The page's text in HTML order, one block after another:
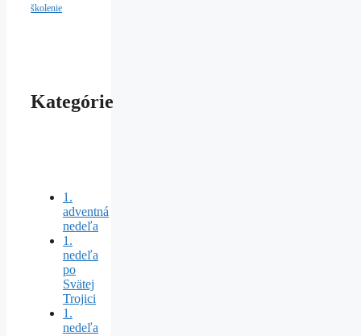
školenie
Kategórie
1.
adventná
nedeľa
1.
nedeľa
po
Svätej
Trojici
1.
nedeľa